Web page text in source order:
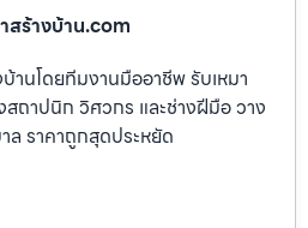
สร้างบ้าน.com
านโดยทีมงานมืออาชีพ รับเหมา
ถาปนิก วิศวกร และช่างฝีมือ วาง
ล ราคาถูกสุดประหยัด